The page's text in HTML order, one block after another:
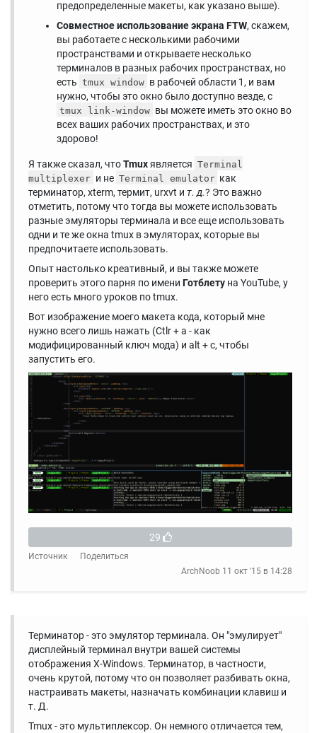
предопределенные макеты, как указано выше).
Совместное использование экрана FTW, скажем,
вы работаете с несколькими рабочими
пространствами и открываете несколько
терминалов в разных рабочих пространствах, но
есть tmux window в рабочей области 1, и вам
нужно, чтобы это окно было доступно везде, с
tmux link-window вы можете иметь это окно во
всех ваших рабочих пространствах, и это
здорово!
Я также сказал, чтоTmuxявляется Terminal
multiplexer и не Terminal emulator как
терминатор, xterm, термит, urxvt и т. д.? Это важно
отметить, потому что тогда вы можете использовать
разные эмуляторы терминала и все еще использовать
одни и те же окна tmux в эмуляторах, которые вы
предпочитаете использовать.
Опыт настолько креативный, и вы также можете
проверить этого парня по имени Готблету на YouTube, у
него есть много уроков по tmux.
Вот изображение моего макета кода, который мне
нужно всего лишь нажать (Ctlr + a - как
модифицированный ключ мода) и alt + c, чтобы
запустить его.
29
Источник
Поделиться
ArchNoob 11 окт '15 в 14:28
Терминатор - это эмулятор терминала. Он "эмулирует"
дисплейный терминал внутри вашей системы
отображения X-Windows. Терминатор, в частности,
очень крутой, потому что он позволяет разбивать окна,
настраивать макеты, назначать комбинации клавиш и
т. Д.
Tmux - это мультиплексор. Он немного отличается тем,